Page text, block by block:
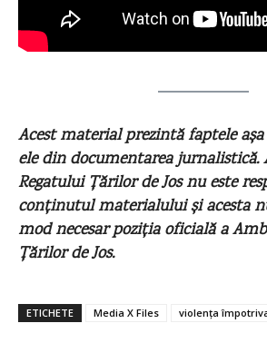
Acest material prezintă faptele
ele din documentarea jurnalistică.
Regatului Țărilor de Jos nu este
conținutul materialului și acesta
mod necesar poziţia oficială a
Țărilor de Jos.
ETICHETE Media X Files violența